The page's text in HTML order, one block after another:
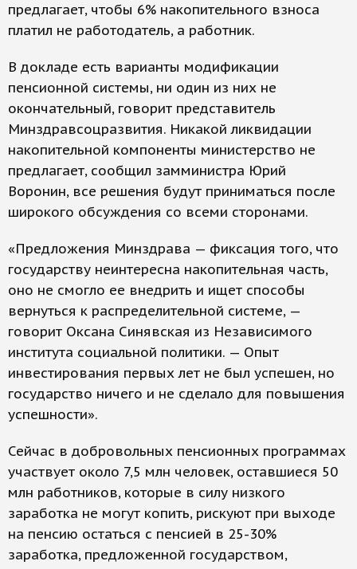
предлагает, чтобы 6% накопительного взноса
платил не работодатель, а работник.
В докладе есть варианты модификации
пенсионной системы, ни один из них не
окончательный, говорит представитель
Минздравсоцразвития. Никакой ликвидации
накопительной компоненты министерство не
предлагает, сообщил замминистра Юрий
Воронин, все решения будут приниматься после
широкого обсуждения со всеми сторонами.
«Предложения Минздрава — фиксация того, что
государству неинтересна накопительная часть,
оно не смогло ее внедрить и ищет способы
вернуться к распределительной системе, —
говорит Оксана Синявская из Независимого
института социальной политики. — Опыт
инвестирования первых лет не был успешен, но
государство ничего и не сделало для повышения
успешности».
Сейчас в добровольных пенсионных программах
участвует около 7,5 млн человек, оставшиеся 50
млн работников, которые в силу низкого
заработка не могут копить, рискуют при выходе
на пенсию остаться с пенсией в 25-30%
заработка, предложенной государством,